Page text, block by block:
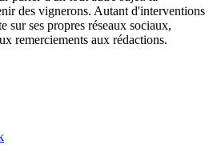
des vignerons. Autant d'interventions
sur ses propres réseaux sociaux,
remerciements aux rédactions.